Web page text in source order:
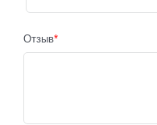
Отзыв